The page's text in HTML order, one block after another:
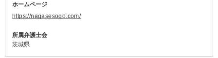
ホームページ
https://nagasesogo.com/
所属弁護士会
茨城県